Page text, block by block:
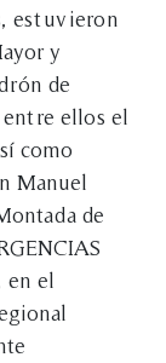
estuvieron
y
de
ellos el
como
Manuel
de
en el